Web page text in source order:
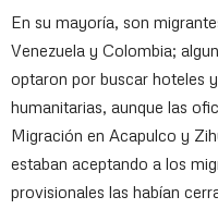
En su mayoría, son
Venezuela y Colombia;
optaron por buscar hoteles
humanitarias, aunque las
Migración en Acapulco y
estaban aceptando a los
provisionales las habían